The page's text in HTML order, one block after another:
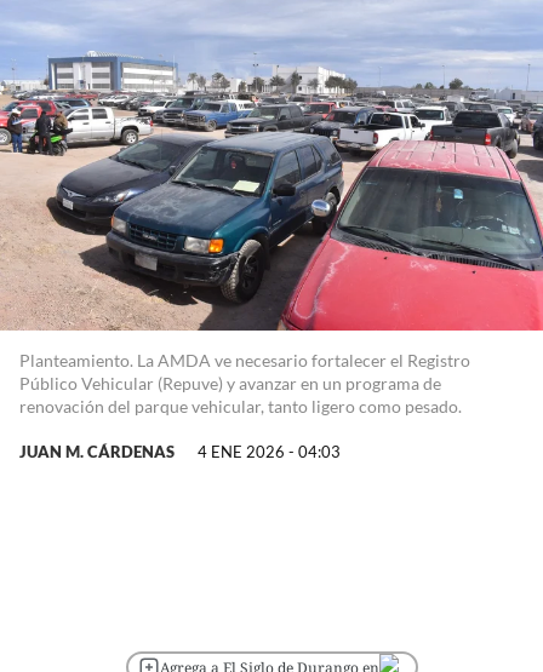
Planteamiento. La AMDA ve necesario fortalecer el Registro
Público Vehicular (Repuve) y avanzar en un programa de
renovación del parque vehicular, tanto ligero como pesado.
JUAN M. CÁRDENAS 4 ENE 2026 - 04:03
Agrega a El Siglo de Durango en